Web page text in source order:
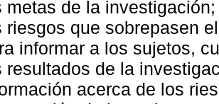
metas de la
riesgos que sobrepasen
informar a los sujetos,
resultados de la
acerca de los